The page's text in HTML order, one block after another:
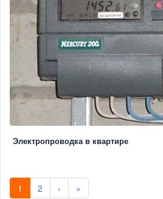
Электропроводка в квартире
1 2 › »